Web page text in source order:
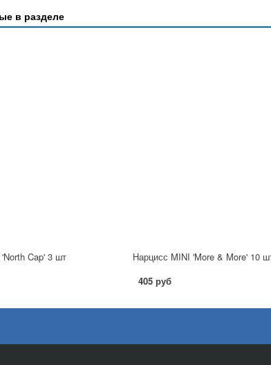
в разделе
Cap' 3 шт
Нарцисс MINI 'More & More' 10
405 руб